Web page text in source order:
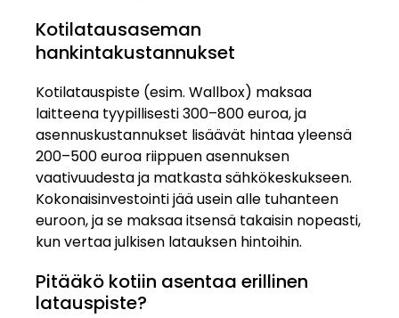
Kotilatausaseman
hankintakustannukset
Kotilatauspiste (esim. Wallbox) maksaa
laitteena tyypillisesti 300–800 euroa, ja
asennuskustannukset lisäävät hintaa yleensä
200–500 euroa riippuen asennuksen
vaativuudesta ja matkasta sähkökeskukseen.
Kokonaisinvestointi jää usein alle tuhanteen
euroon, ja se maksaa itsensä takaisin nopeasti,
kun vertaa julkisen latauksen hintoihin.
Pitääkö kotiin asentaa erillinen
latauspiste?